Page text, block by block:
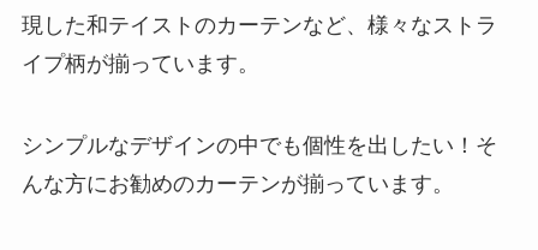
現した和テイストのカーテンなど、様々なストラ
イプ柄が揃っています。
シンプルなデザインの中でも個性を出したい！そ
んな方にお勧めのカーテンが揃っています。